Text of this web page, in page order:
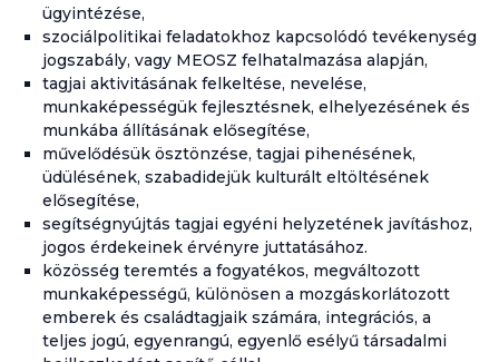
ügyintézése,
szociálpolitikai feladatokhoz kapcsolódó tevékenység
jogszabály, vagy MEOSZ felhatalmazása alapján,
tagjai aktivitásának felkeltése, nevelése,
munkaképességük fejlesztésnek, elhelyezésének és
munkába állításának elősegítése,
művelődésük ösztönzése, tagjai pihenésének,
üdülésének, szabadidejük kulturált eltöltésének
elősegítése,
segítségnyújtás tagjai egyéni helyzetének javításhoz,
jogos érdekeinek érvényre juttatásához.
közösség teremtés a fogyatékos, megváltozott
munkaképességű, különösen a mozgáskorlátozott
emberek és családtagjaik számára, integrációs, a
teljes jogú, egyenrangú, egyenlő esélyű társadalmi